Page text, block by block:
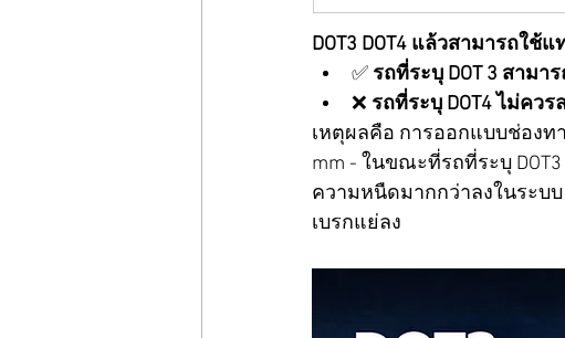
DOT3 DOT4 แล้วสามารถใช้
✅ รถที่ระบุ DOT 3 สามา
❌ รถที่ระบุ DOT4 ไม่ควร
เหตุผลคือ การออกแบบช่องท
mm - ในขณะที่รถที่ระบุ
ความหนืดมากกว่าลงในระบ
เบรกแย่ลง